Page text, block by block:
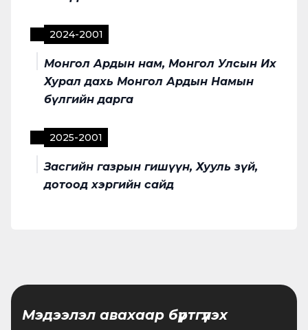
2024-2001
Монгол Ардын нам, Монгол Улсын Их
Хурал дахь Монгол Ардын Намын
бүлгийн дарга
2025-2001
Засгийн газрын гишүүн, Хууль зүй,
дотоод хэргийн сайд
Мэдээлэл авахаар бүртгүүлэх